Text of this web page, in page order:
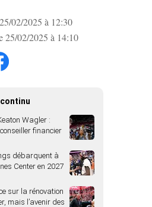
02/2025 à 12:30
25/02/2025 à 14:10
continu
Wagler :
financier
débarquent à
Center en 2027
sur la rénovation
mais l’avenir des